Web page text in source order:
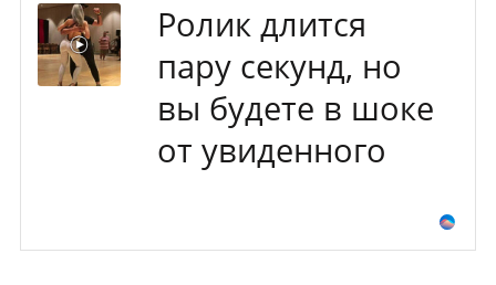
Ролик длится
пару секунд, но
вы будете в шоке
от увиденного